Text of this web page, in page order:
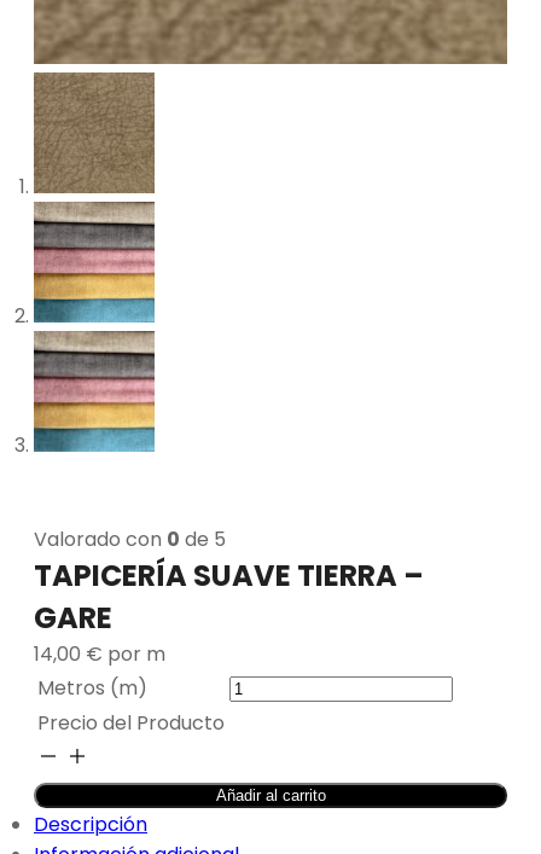
Valorado con 0 de 5
TAPICERÍA SUAVE TIERRA –
GARE
14,00 € por m
Metros (m)
Precio del Producto
TAPICERÍA
SUAVE
TIERRA
-
Añadir al carrito
Descripción